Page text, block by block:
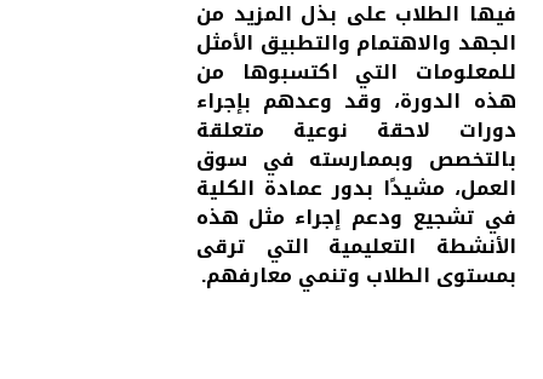
فيها الطلاب على بذل المزيد من
الجهد والاهتمام والتطبيق الأمثل
للمعلومات التي اكتسبوها من
هذه الدورة، وقد وعدهم بإجراء
دورات لاحقة نوعية متعلقة
بالتخصص وبممارسته في سوق
العمل، مشيدًا بدور عمادة الكلية
في تشجيع ودعم إجراء مثل هذه
الأنشطة التعليمية التي ترقى
بمستوى الطلاب وتنمي معارفهم.